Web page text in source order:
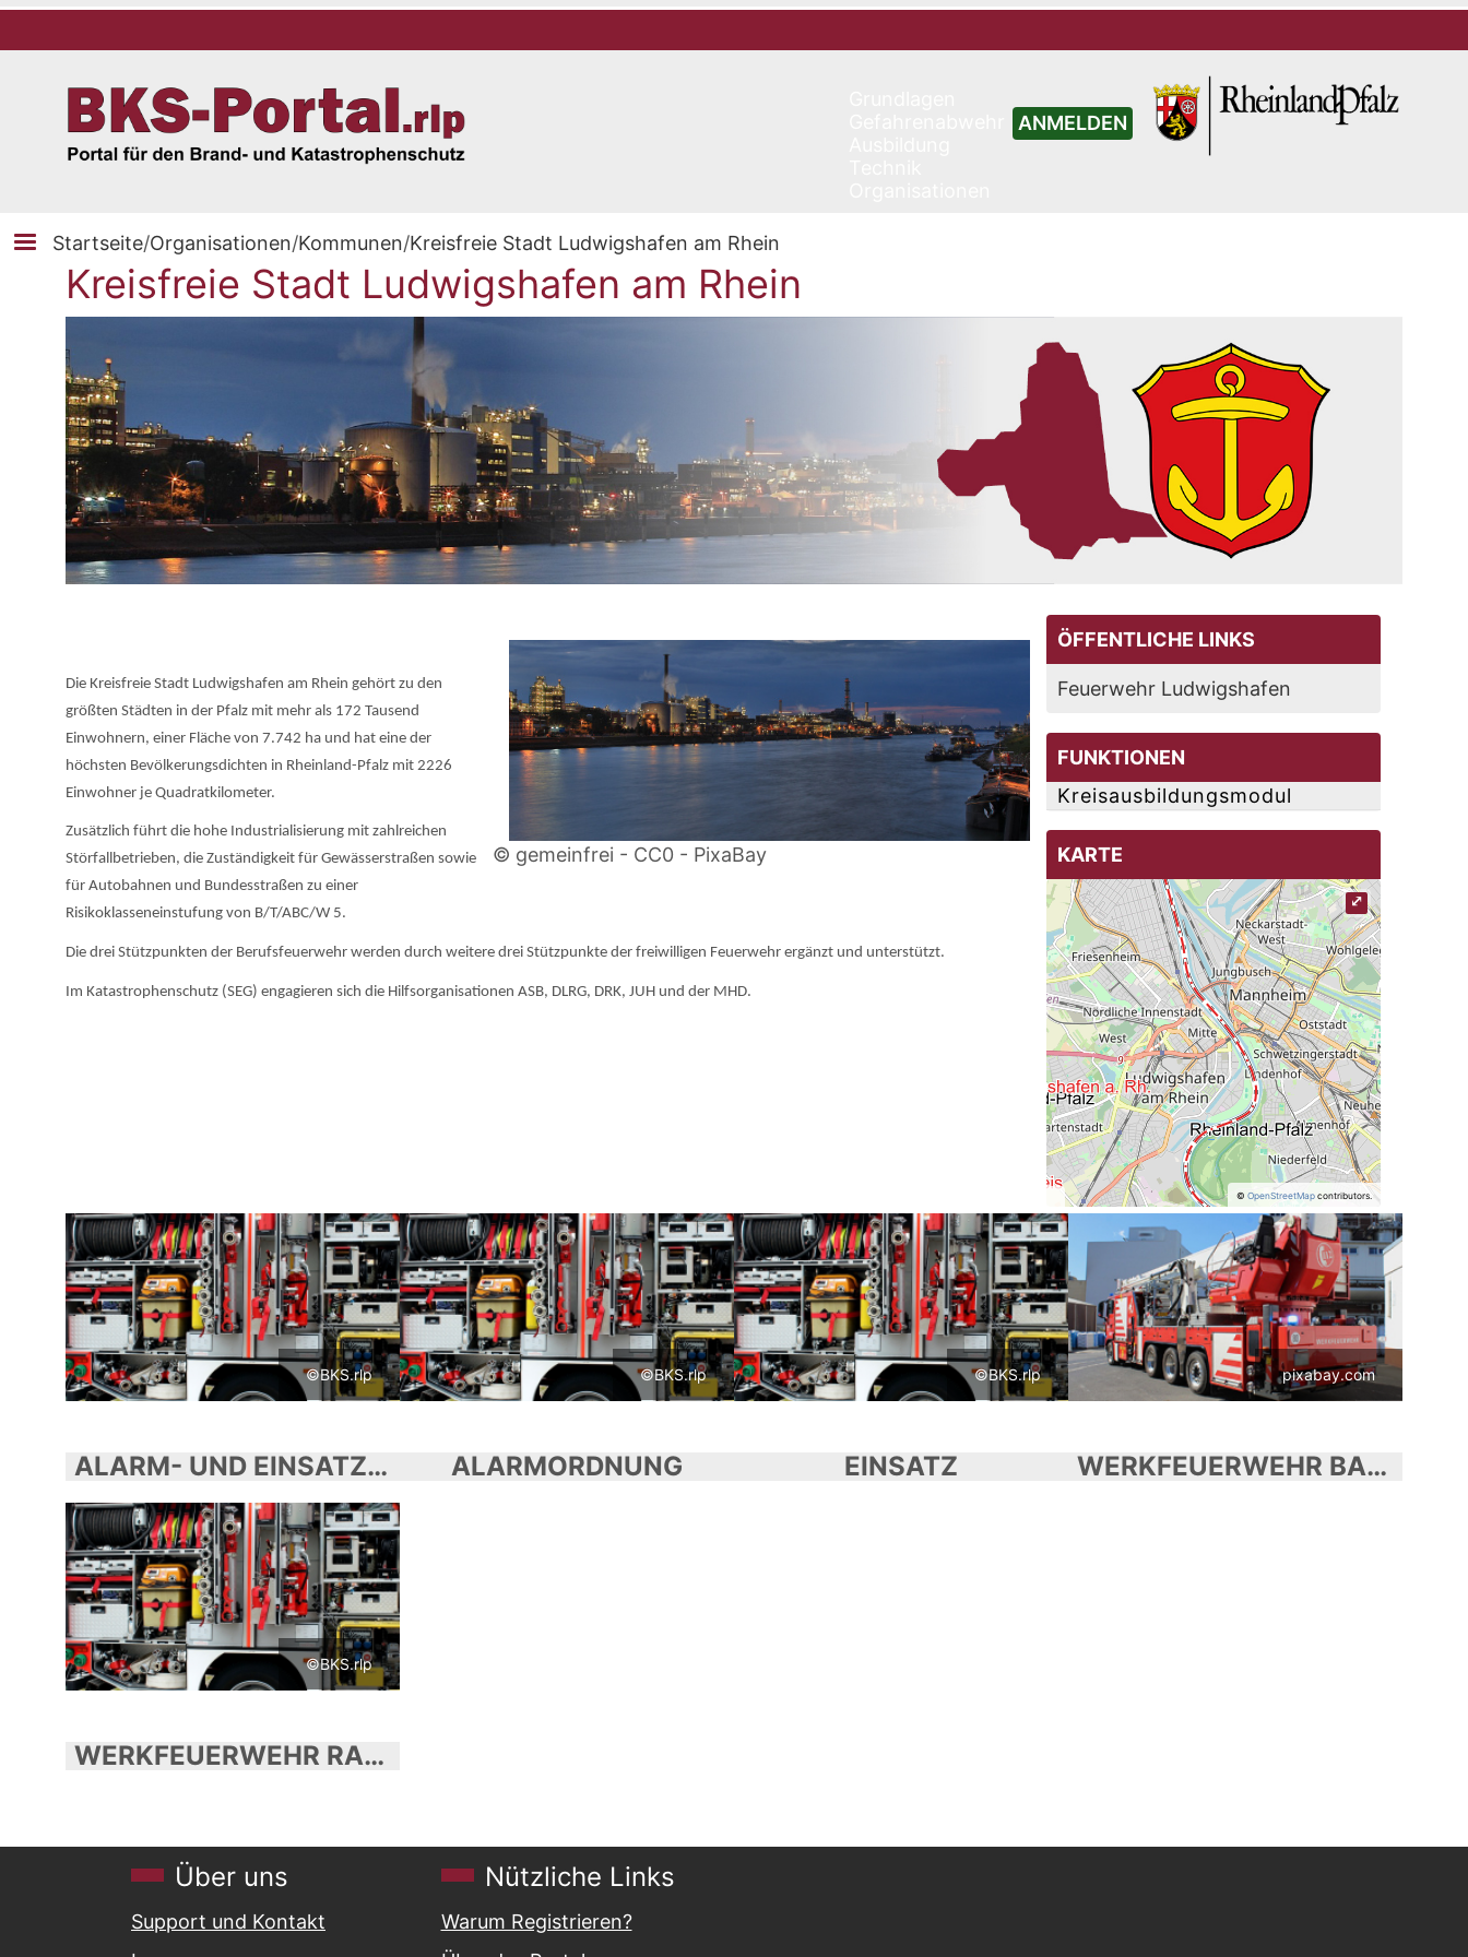
ANMELDEN
Startseite/Organisationen/Kommunen/Kreisfreie Stadt Ludwigshafen am Rhein
Kreisfreie Stadt Ludwigshafen am Rhein
© gemeinfrei - CC0 - PixaBay
Die Kreisfreie Stadt Ludwigshafen am Rhein gehört zu den
größten Städten in der Pfalz mit mehr als 172 Tausend
Einwohnern, einer Fläche von 7.742 ha und hat eine der
höchsten Bevölkerungsdichten in Rheinland-Pfalz mit 2226
Einwohner je Quadratkilometer.
Zusätzlich führt die hohe Industrialisierung mit zahlreichen
Störfallbetrieben, die Zuständigkeit für Gewässerstraßen sowie
für Autobahnen und Bundesstraßen zu einer
Risikoklasseneinstufung von B/T/ABC/W 5.
Die drei Stützpunkten der Berufsfeuerwehr werden durch weitere drei Stützpunkte der freiwilligen Feuerwehr ergänzt und unterstützt.
Im Katastrophenschutz (SEG) engagieren sich die Hilfsorganisationen ASB, DLRG, DRK, JUH und der MHD.
ÖFFENTLICHE LINKS
Feuerwehr Ludwigshafen
FUNKTIONEN
Kreisausbildungsmodul
KARTE
© OpenStreetMap contributors.
⤢
©BKS.rlp
ALARM- UND EINSATZPLANUNG
©BKS.rlp
ALARMORDNUNG
©BKS.rlp
EINSATZ
pixabay.com
WERKFEUERWEHR BASF LUDWIGSHAFEN
©BKS.rlp
WERKFEUERWEHR RASCHIG GMBH
Über uns
Support und Kontakt
Nützliche Links
Warum Registrieren?